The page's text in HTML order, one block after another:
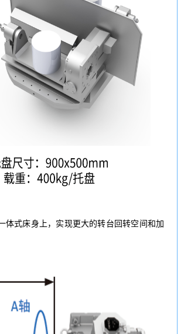
体式床身上，实现更大的转台回转空间和加